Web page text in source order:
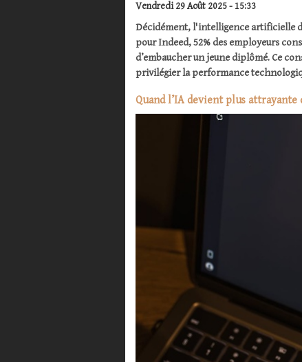
Vendredi 29 Août 2025 - 15:33
Décidément, l'intelligence artificielle
pour Indeed, 52% des employeurs
d’embaucher un jeune diplômé. Ce
privilégier la performance
Quand l’IA devient plus attrayante